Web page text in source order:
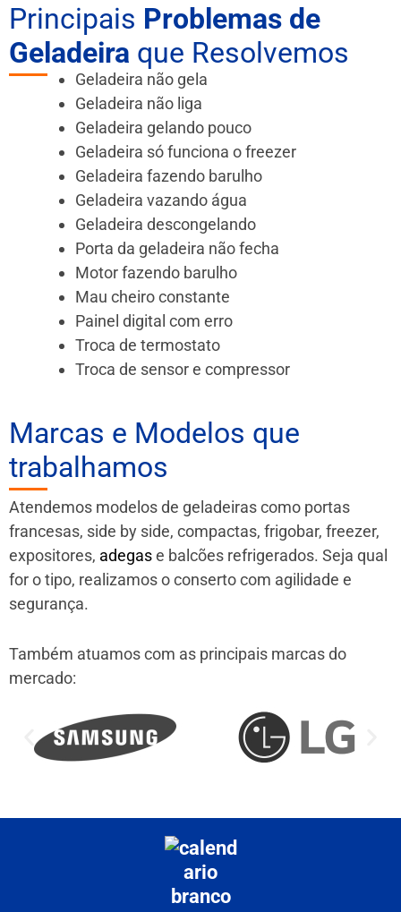
Principais Problemas de
Geladeira que Resolvemos
Geladeira não gela
Geladeira não liga
Geladeira gelando pouco
Geladeira só funciona o freezer
Geladeira fazendo barulho
Geladeira vazando água
Geladeira descongelando
Porta da geladeira não fecha
Motor fazendo barulho
Mau cheiro constante
Painel digital com erro
Troca de termostato
Troca de sensor e compressor
Marcas e Modelos que
trabalhamos
Atendemos modelos de geladeiras como portas
francesas, side by side, compactas, frigobar, freezer,
expositores, adegase balcões refrigerados. Seja qual
for o tipo, realizamos o conserto com agilidade e
segurança.
Também atuamos com as principais marcas do
mercado: